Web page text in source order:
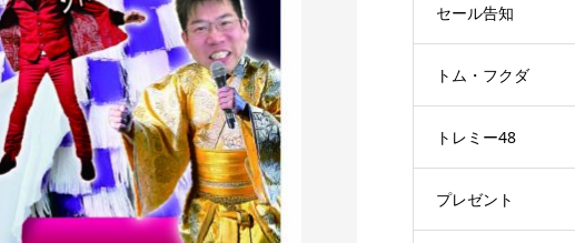
セール告知
トム・フクダ
トレミー48
プレゼント